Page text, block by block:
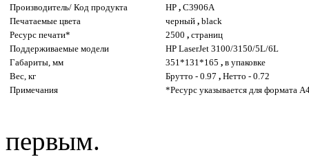
Производитель/ Код продукта
HP , C3906A
Печатаемые цвета
черный , black
Ресурс печати*
2500 , страниц
Поддерживаемые модели
HP LaserJet 3100/3150/5L/6L
Габариты, мм
351*131*165 , в упаковке
Вес, кг
Брутто - 0.97 , Нетто - 0.72
Примечания
*Ресурс указывается для формата
первым.